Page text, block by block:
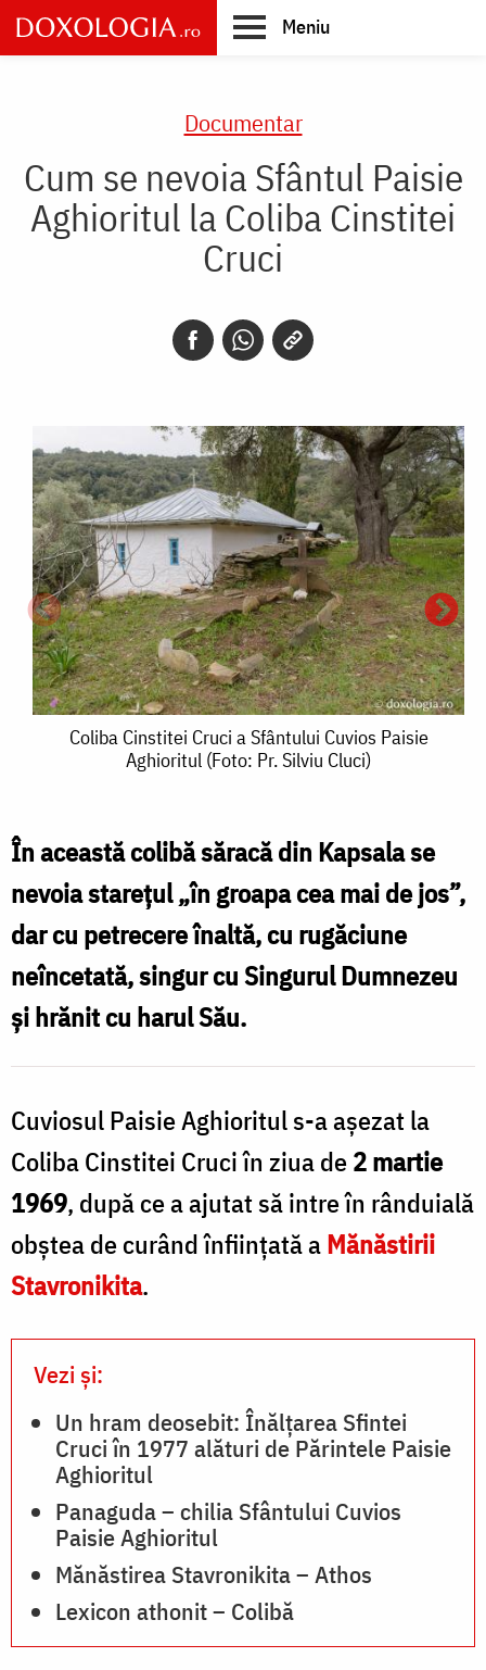
Skip
to
main
Meniu
Documentar
Cum se nevoia Sfântul Paisie
Aghioritul la Coliba Cinstitei
Cruci
Coliba
a
Sfântului
Cuvios
Paisie
Aghioritul
Pr.
Silviu
Cluci)
Coliba Cinstitei Cruci a Sfântului Cuvios Paisie
Aghioritul (Foto: Pr. Silviu Cluci)
În această colibă săracă din Kapsala se
nevoia stareţul „în groapa cea mai de jos”,
dar cu petrecere înaltă, cu rugăciune
neîncetată, singur cu Singurul Dumnezeu
şi hrănit cu harul Său.
Cuviosul Paisie Aghioritul s-a aşezat la
Coliba Cinstitei Cruci în ziua de2 martie
1969, după ce a ajutat să intre în rânduială
obştea de curând înfiinţată aMănăstirii
Stavronikita.
Vezi și:
Un hram deosebit: Înălțarea Sfintei
Cruci în 1977 alături de Părintele Paisie
Aghioritul
Panaguda – chilia Sfântului Cuvios
Paisie Aghioritul
Mănăstirea Stavronikita – Athos
Lexicon athonit – Colibă